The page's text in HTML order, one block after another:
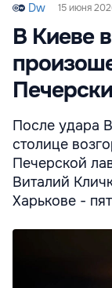
Dw 15 июня
В Киеве
После удара
столице
Печерской
Виталий
Харькове -